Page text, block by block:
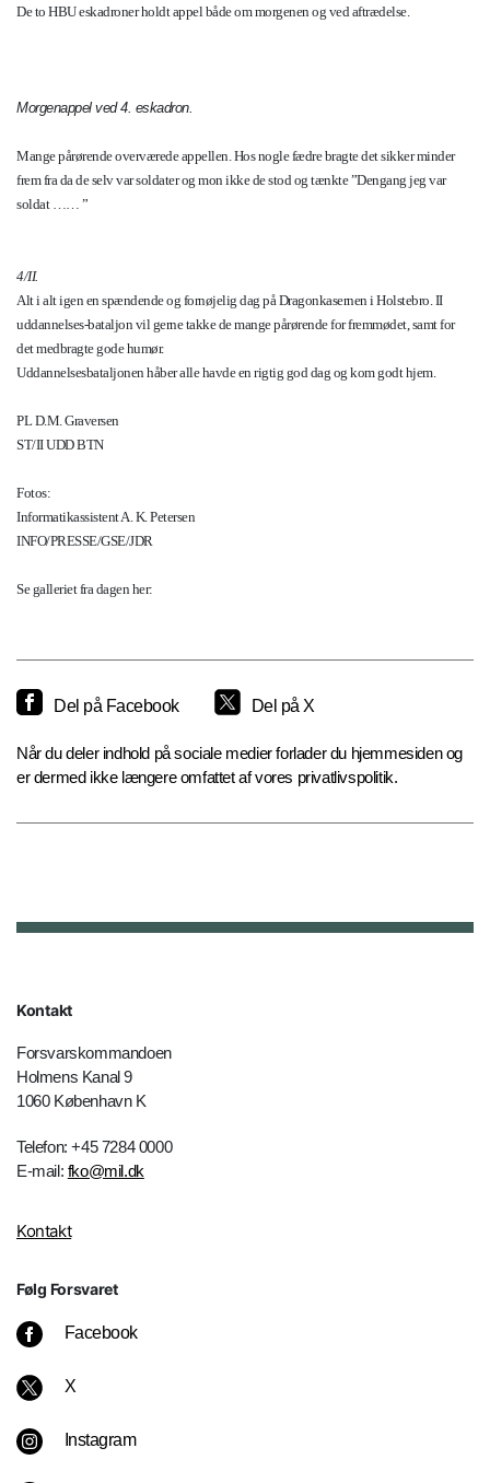
De to HBU eskadroner holdt appel både om morgenen og ved aftrædelse.
Morgenappel ved 4. eskadron.
Mange pårørende overværede appellen. Hos nogle fædre bragte det sikker minder
frem fra da de selv var soldater og mon ikke de stod og tænkte ”Dengang jeg var
soldat …… ”
4/II.
Alt i alt igen en spændende og fornøjelig dag på Dragonkasernen i Holstebro. II
uddannelses-bataljon vil gerne takke de mange pårørende for fremmødet, samt for
det medbragte gode humør.
Uddannelsesbataljonen håber alle havde en rigtig god dag og kom godt hjem.
PL D.M. Graversen
ST/II UDD BTN
Fotos:
Informatikassistent A. K. Petersen
INFO/PRESSE/GSE/JDR
Se galleriet fra dagen her:
Del på Facebook Del på X
Når du deler indhold på sociale medier forlader du hjemmesiden og
er dermed ikke længere omfattet af vores privatlivspolitik.
Kontakt
Forsvarskommandoen
Holmens Kanal 9
1060 København K
Telefon: +45 7284 0000
E-mail: fko@mil.dk
Kontakt
Følg Forsvaret
Facebook
X
Instagram